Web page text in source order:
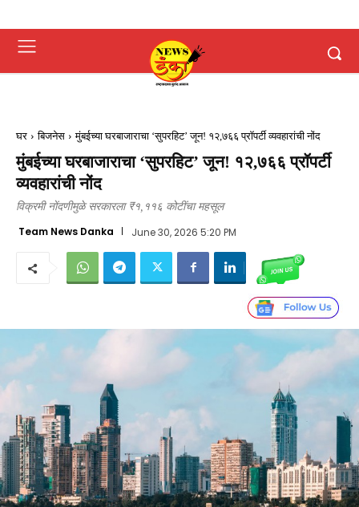
घर बिजनेस मुंबईच्या घरबाजाराचा ‘सुपरहिट’ जून! १२,७६६ प्रॉपर्टी व्यवहारांची नोंद
मुंबईच्या घरबाजाराचा ‘सुपरहिट’ जून! १२,७६६ प्रॉपर्टी
व्यवहारांची नोंद
विक्रमी नोंदणीमुळे सरकारला ₹१,११६ कोटींचा महसूल
Team News Danka June 30, 2026 5:20 PM